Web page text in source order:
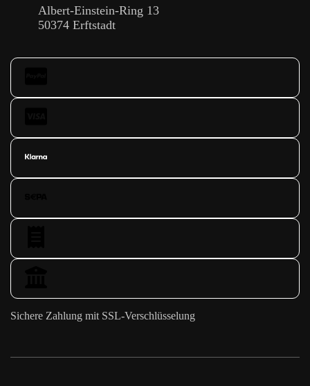
Albert-Einstein-Ring 13
50374 Erftstadt
Sichere Zahlung mit SSL-Verschlüsselung